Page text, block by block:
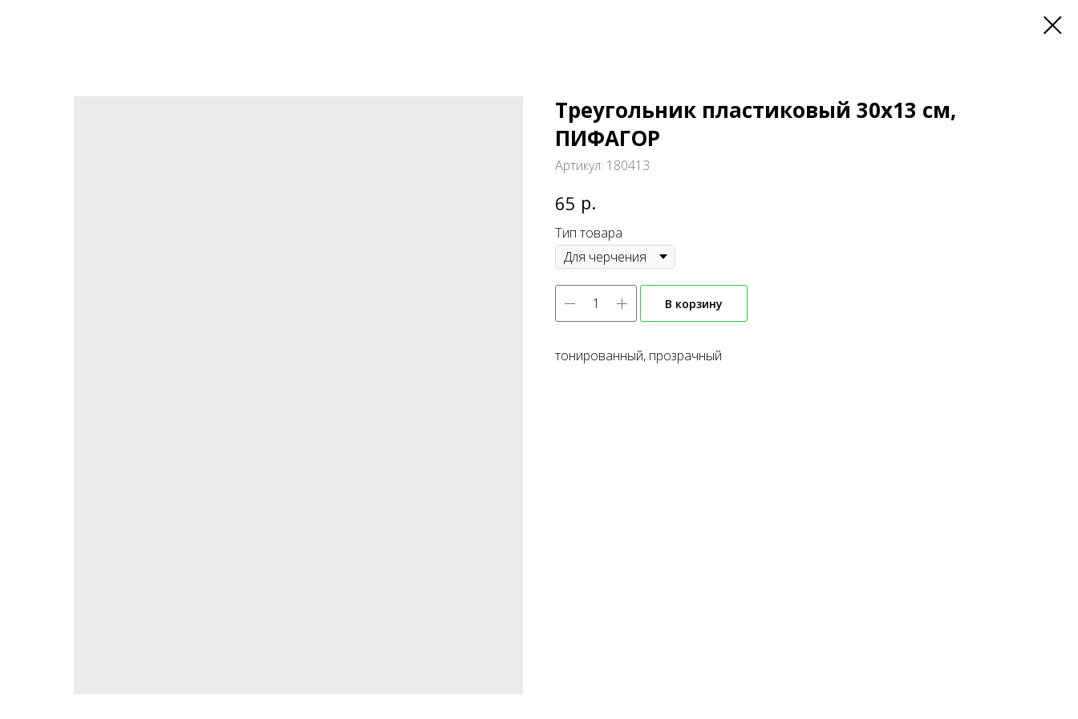
Треугольник пластиковый 30х13 см,
ПИФАГОР
Артикул: 180413
65 р.
Тип товара
В корзину
тонированный, прозрачный